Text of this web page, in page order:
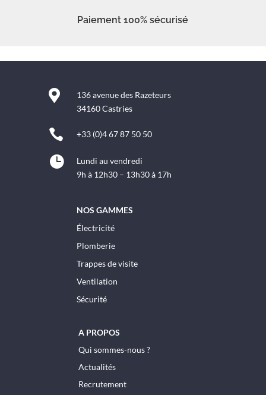
Paiement 100% sécurisé

136 avenue des Razeteurs
34160 Castries
 +33 (0)4 67 87 50 50

Lundi au vendredi
9h à 12h30 – 13h30 à 17h
NOS GAMMES
Électricité
Plomberie
Trappes de visite
Ventilation
Sécurité
A PROPOS
Qui sommes-nous ?
Actualités
Recrutement